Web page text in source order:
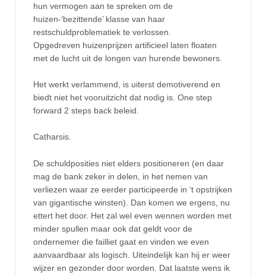
hun vermogen aan te spreken om de
huizen-‘bezittende’ klasse van haar
restschuldproblematiek te verlossen.
Opgedreven huizenprijzen artificieel laten floaten
met de lucht uit de longen van hurende bewoners.
Het werkt verlammend, is uiterst demotiverend en
biedt niet het vooruitzicht dat nodig is. One step
forward 2 steps back beleid.
Catharsis.
De schuldposities niet elders positioneren (en daar
mag de bank zeker in delen, in het nemen van
verliezen waar ze eerder participeerde in ‘t opstrijken
van gigantische winsten). Dan komen we ergens, nu
ettert het door. Het zal wel even wennen worden met
minder spullen maar ook dat geldt voor de
ondernemer die failliet gaat en vinden we even
aanvaardbaar als logisch. Uiteindelijk kan hij er weer
wijzer en gezonder door worden. Dat laatste wens ik